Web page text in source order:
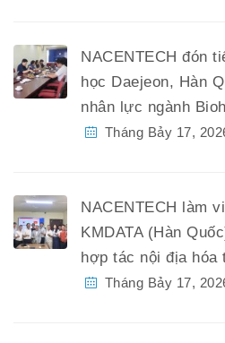
NACENTECH đón
học Daejeon, Hàn
nhân lực ngành
Tháng Bảy 17,
NACENTECH làm
KMDATA (Hàn
hợp tác nội địa hóa
Tháng Bảy 17,